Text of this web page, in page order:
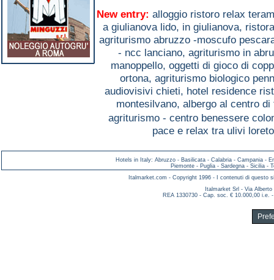
New entry: alloggio ristoro relax
a giulianova lido, in giulianova,
agriturismo abruzzo -moscufo
- ncc lanciano, agriturismo in
manoppello, oggetti di gioco di
ortona, agriturismo biologico
audiovisivi chieti, hotel residence
montesilvano, albergo al centro
agriturismo - centro benessere
pace e relax tra ulivi
Hotels in Italy: Abruzzo - Basilicata - Calabria - Campania -
Piemonte- Puglia- Sardegna- Sicilia-
Italmarket.com - Copyright 1996 - I contenuti di questo
Italmarket Srl - Via
REA 1330730 - Cap. soc. € 10.000,00 i.e.